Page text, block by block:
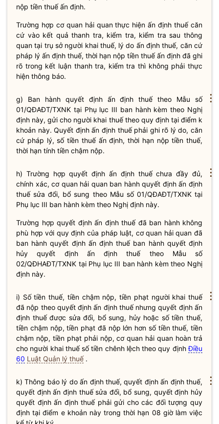
nộp tiền thuếấn định.
Trường hợp cơ quan hải quanthực hiện ấn địnhthuếcăn
cứ vào kết quả thanh tra, kiểm tra, kiểm tra sau thông
quan tại trụ sở người khai thuế, lý do ấn địnhthuế, căn cứ
pháp lý ấn định thuế, thời hạn nộp tiền thuếấn định đã ghi
rõ trong kết luận thanh tra, kiểm tra thì không phải thực
hiện thông báo.
g) Ban hành quyết định ấn địnhthuếtheo Mẫu số
01/QĐAĐT/TXNK tại Phụ lục III ban hành kèm theo Nghị
định này, gửi cho người khai thuếtheo quy định tại điểm k
khoản này. Quyết định ấn định thuếphải ghi rõ lý do, căn
cứ pháp lý, số tiền thuếấn định, thời hạn nộp tiền thuế,
thời hạn tính tiền chậm nộp.
h) Trường hợp quyết định ấn định thuế chưa đầy đủ,
chính xác, cơ quan hải quanban hành quyết định ấn định
thuế sửa đổi, bổ sung theo Mẫu số 01/QĐAĐT/TXNK tại
Phụ lục III ban hành kèm theo Nghị định này.
Trường hợp quyết định ấn định thuế đã ban hành không
phù hợp với quy định của pháp luật, cơ quan hải quan đã
ban hành quyết định ấn định thuế ban hành quyết định
hủy quyết định ấn định thuế theo Mẫu số
02/QĐHAĐT/TXNK tại Phụ lục III ban hành kèm theo Nghị
định này.
i) Số tiềnthuế, tiền chậm nộp, tiền phạt người khaithuế
đã nộp theo quyết định ấn định thuếnhưng quyết định ấn
định thuếđược sửa đổi, bổ sung, hủy hoặc số tiềnthuế,
tiền chậm nộp, tiền phạt đã nộp lớn hơn số tiềnthuế, tiền
chậm nộp, tiền phạt phải nộp, cơ quan hải quan hoàn trả
cho người khai thuếsố tiền chênh lệch theo quy địnhĐiều
60 Luật Quản lý thuế.
k) Thông báo lý do ấn định thuế, quyết định ấn định thuế,
quyết định ấn định thuế sửa đổi, bổ sung, quyết định hủy
quyết định ấn định thuế phải gửi cho các đối tượng quy
định tại điểm e khoản này trong thời hạn 08 giờ làm việc
⋮
⋮
⋮
⋮